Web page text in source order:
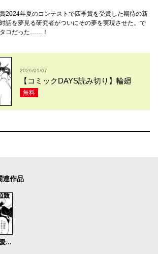
2024年夏のコンテストで四季賞を受賞した期待の新
話を夢見る研究者がついにその夢を実現させた。で
コだった……！
2026/01/07
【コミックDAYS読み切り】輪廻
無料
連作品
ミアプラキドゥスより愛をこめて